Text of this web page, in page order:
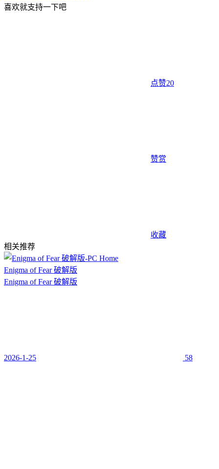
喜欢就支持一下吧
点赞20
赞赏
收藏
相关推荐
Enigma of Fear 破解版
Enigma of Fear 破解版
2026-1-25 58